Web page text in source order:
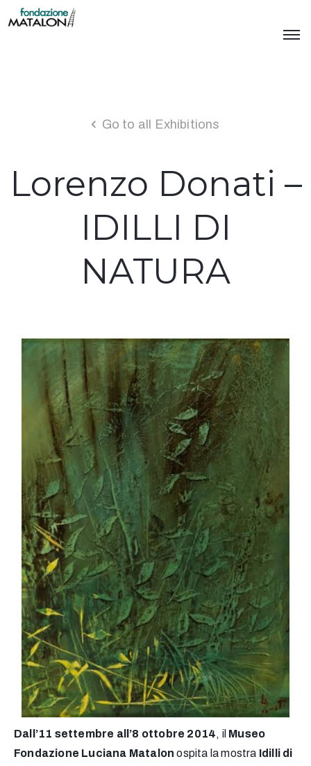
Go to all Exhibitions
Lorenzo Donati –
IDILLI DI
NATURA
Dall’11 settembre all’8 ottobre 2014, il Museo
Fondazione Luciana Matalonospita la mostra Idilli di